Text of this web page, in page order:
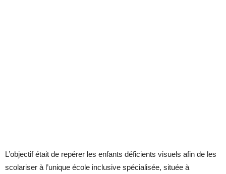
L’objectif était de repérer les enfants déficients visuels afin de les
scolariser à l’unique école inclusive spécialisée, située à